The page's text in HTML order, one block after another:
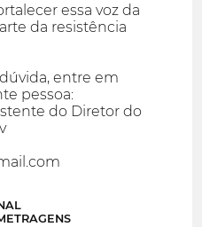
essa voz da
da resistência
entre em
pessoa:
do Diretor do